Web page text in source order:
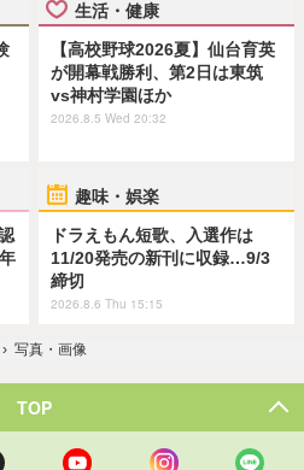
生活・健康
【高校野球2026夏】仙台育英
が開幕戦勝利、第2日は東筑
vs神村学園ほか
2026.8.5 Wed 20:32
趣味・娯楽
ドラえもん短歌、入選作は
11/20発売の新刊に収録…9/3
締切
2026.8.6 Thu 15:15
› 写真・画像
TOP